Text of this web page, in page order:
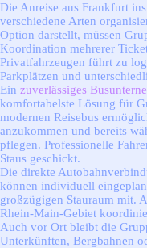
Die Anreise aus Frankfurt
verschiedene Arten
Option darstellt, müssen
Koordination mehrerer
Privatfahrzeugen führt zu
Parkplätzen und
Ein zuverlässiges
komfortabelste Lösung für
modernen Reisebus
anzukommen und bereits
pflegen. Professionelle
Staus geschickt.
Die direkte
können individuell
großzügigen Stauraum mit.
Rhein-Main-Gebiet
Auch vor Ort bleibt die
Unterkünften, Bergbahnen